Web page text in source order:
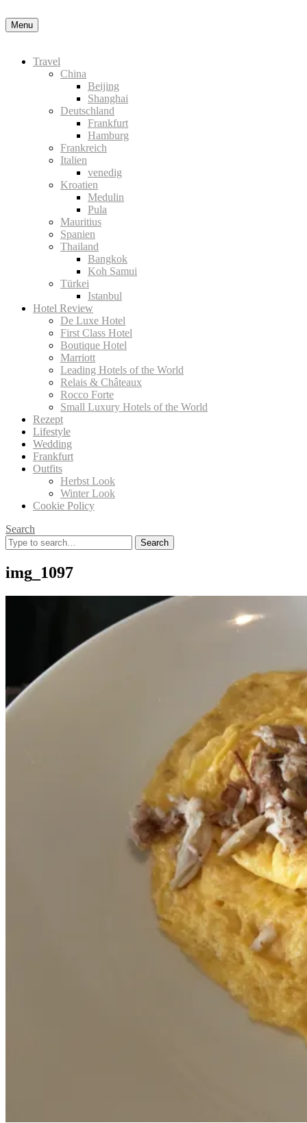
Menu
Travel
China
Beijing
Shanghai
Deutschland
Frankfurt
Hamburg
Frankreich
Italien
venedig
Kroatien
Medulin
Pula
Mauritius
Spanien
Thailand
Bangkok
Koh Samui
Türkei
Istanbul
Hotel Review
De Luxe Hotel
First Class Hotel
Boutique Hotel
Marriott
Leading Hotels of the World
Relais & Châteaux
Rocco Forte
Small Luxury Hotels of the World
Rezept
Lifestyle
Wedding
Frankfurt
Outfits
Herbst Look
Winter Look
Cookie Policy
Search
Search
for:
img_1097
Datenschutzerklärung